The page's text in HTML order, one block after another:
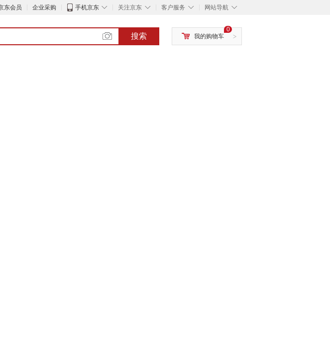
东会员 企业采购 ◇
手机京东 ◇
关注京东 ◇
客户服务 ◇
网站导航
搜索 >
0
我的购物车